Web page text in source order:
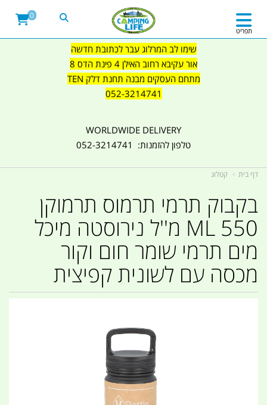
שימו לב המרלוג עבר לכתובת חדשה
אור עקיבא רחוב האילן 4 פינת הדס 8
מתחם העסקים מבנה תחנת דלק TEN
052-3214741
WORLDWIDE DELIVERY
טלפון להזמנות: 052-3214741
תפריט
0
דף בית קטלוג
בקבוק תרמי תרמוס תרמוקן
550 ML מ''ל נירוסטה מיכל
מים תרמי שומר חום וקור
מכסה עם לשונית קפיצית